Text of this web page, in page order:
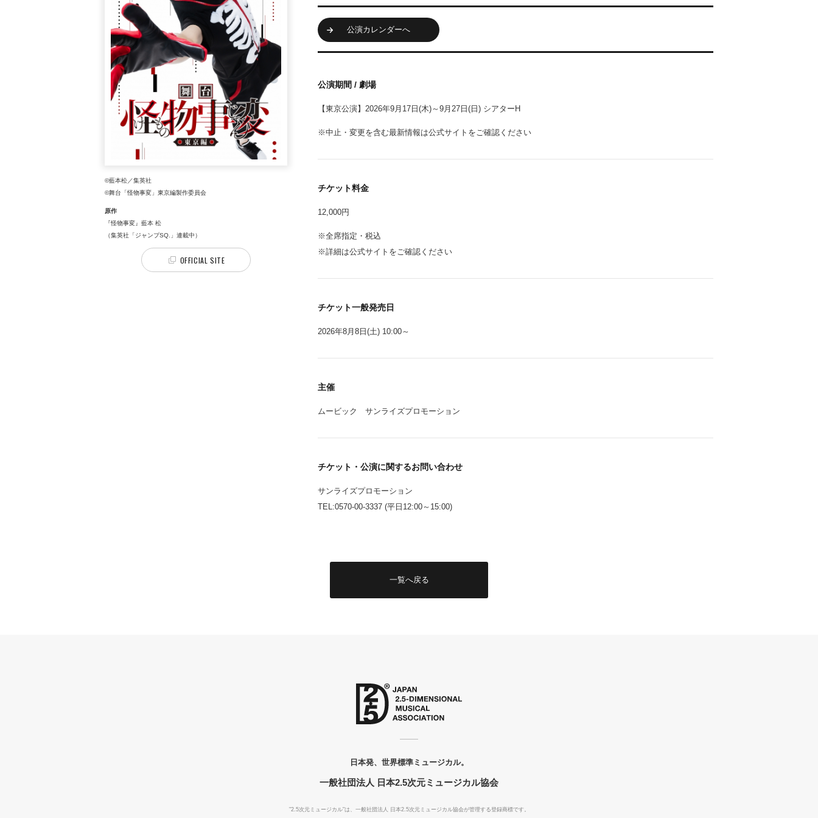
©藍本松／集英社
©舞台「怪物事変」東京編製作委員会
原作
『怪物事変』藍本 松
（集英社「ジャンプSQ.」連載中）
OFFICIAL SITE
公演カレンダーへ
公演期間 / 劇場
【東京公演】2026年9月17日(木)～9月27日(日) シアターH
※中止・変更を含む最新情報は公式サイトをご確認ください
チケット料金
12,000円
※全席指定・税込
※詳細は公式サイトをご確認ください
チケット一般発売日
2026年8月8日(土) 10:00～
主催
ムービック サンライズプロモーション
チケット・公演に関するお問い合わせ
サンライズプロモーション
TEL:0570-00-3337 (平日12:00～15:00)
一覧へ戻る
日本発、世界標準ミュージカル。
一般社団法人 日本2.5次元ミュージカル協会
"2.5次元ミュージカル"は、一般社団法人 日本2.5次元ミュージカル協会が管理する登録商標です。